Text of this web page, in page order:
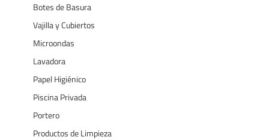
Botes de Basura
Vajilla y Cubiertos
Microondas
Lavadora
Papel Higiénico
Piscina Privada
Portero
Productos de Limpieza